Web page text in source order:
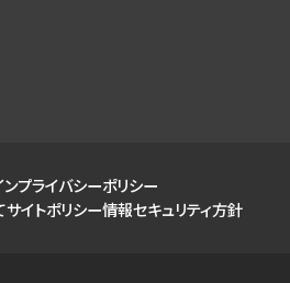
ンプライバシーポリシー
サイトポリシー情報セキュリティ方針